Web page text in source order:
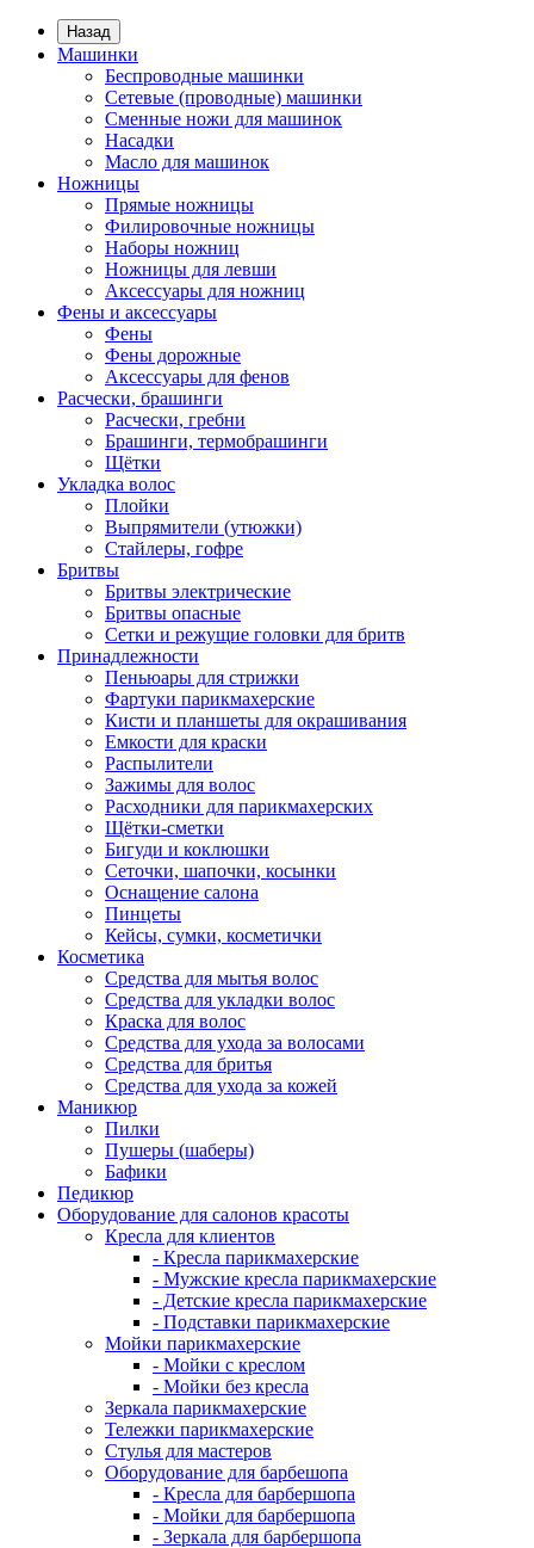
Назад
Машинки
Беспроводные машинки
Сетевые (проводные) машинки
Сменные ножи для машинок
Насадки
Масло для машинок
Ножницы
Прямые ножницы
Филировочные ножницы
Наборы ножниц
Ножницы для левши
Аксессуары для ножниц
Фены и аксессуары
Фены
Фены дорожные
Аксессуары для фенов
Расчески, брашинги
Расчески, гребни
Брашинги, термобрашинги
Щётки
Укладка волос
Плойки
Выпрямители (утюжки)
Стайлеры, гофре
Бритвы
Бритвы электрические
Бритвы опасные
Сетки и режущие головки для бритв
Принадлежности
Пеньюары для стрижки
Фартуки парикмахерские
Кисти и планшеты для окрашивания
Емкости для краски
Распылители
Зажимы для волос
Расходники для парикмахерских
Щётки-сметки
Бигуди и коклюшки
Сеточки, шапочки, косынки
Оснащение салона
Пинцеты
Кейсы, сумки, косметички
Косметика
Средства для мытья волос
Средства для укладки волос
Краска для волос
Средства для ухода за волосами
Средства для бритья
Средства для ухода за кожей
Маникюр
Пилки
Пушеры (шаберы)
Бафики
Педикюр
Оборудование для салонов красоты
Кресла для клиентов
- Кресла парикмахерские
- Мужские кресла парикмахерские
- Детские кресла парикмахерские
- Подставки парикмахерские
Мойки парикмахерские
- Мойки с креслом
- Мойки без кресла
Зеркала парикмахерские
Тележки парикмахерские
Стулья для мастеров
Оборудование для барбешопа
- Кресла для барбершопа
- Мойки для барбершопа
- Зеркала для барбершопа